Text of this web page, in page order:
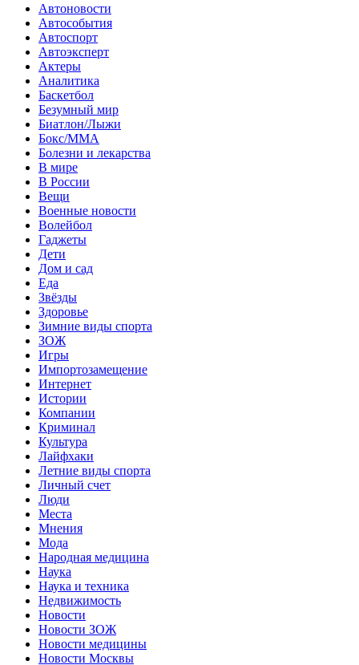
Автоновости
Автособытия
Автоспорт
Автоэксперт
Актеры
Аналитика
Баскетбол
Безумный мир
Биатлон/Лыжи
Бокс/MMA
Болезни и лекарства
В мире
В России
Вещи
Военные новости
Волейбол
Гаджеты
Дети
Дом и сад
Еда
Звёзды
Здоровье
Зимние виды спорта
ЗОЖ
Игры
Импортозамещение
Интернет
Истории
Компании
Криминал
Культура
Лайфхаки
Летние виды спорта
Личный счет
Люди
Места
Мнения
Мода
Народная медицина
Наука
Наука и техника
Недвижимость
Новости
Новости ЗОЖ
Новости медицины
Новости Москвы